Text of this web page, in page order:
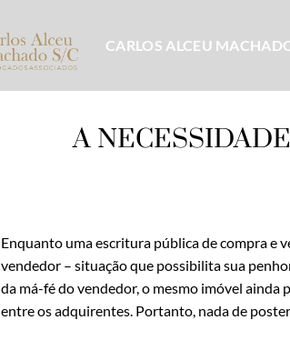
CARLOS ALCEU
A
Enquanto uma escritura pública de compra e
vendedor – situação que possibilita sua
da má-fé do vendedor, o mesmo imóvel
entre os adquirentes. Portanto, nada de